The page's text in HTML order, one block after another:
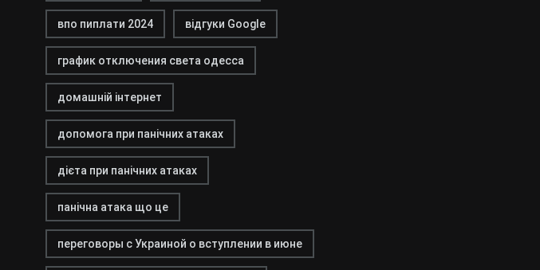
впо пиплати 2024 відгуки Google
график отключения света одесса
домашній інтернет
допомога при панічних атаках
дієта при панічних атаках
панічна атака що це
переговоры с Украиной о вступлении в июне